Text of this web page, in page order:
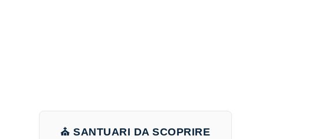
⛪ SANTUARI DA SCOPRIRE